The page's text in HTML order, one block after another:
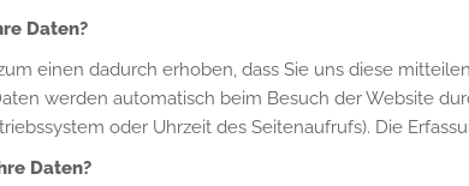
Daten?
einen dadurch erhoben, dass Sie uns diese
werden automatisch beim Besuch der Website
oder Uhrzeit des Seitenaufrufs). Die
Daten?